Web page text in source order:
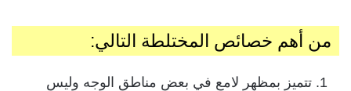
من أهم خصائص المختلطة التالي:
تتميز بمظهر لامع في بعض مناطق الوجه وليس